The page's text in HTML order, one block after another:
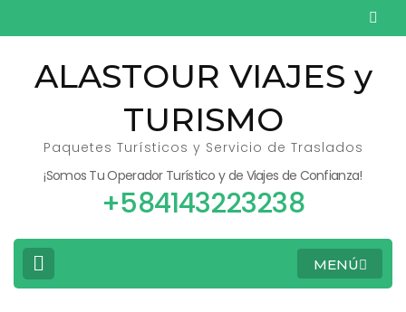
al
contenido
(presionaALASTOUR VIAJES y
TURISMO
Paquetes Turísticos y Servicio de Traslados
¡Somos Tu Operador Turístico y de Viajes de Confianza!
+584143223238
MENÚ